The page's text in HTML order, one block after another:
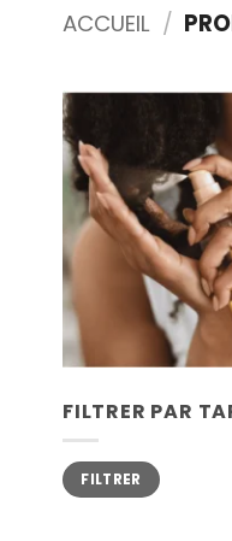
ACCUEIL /
FILTRER PAR
Prix
min
Prix
maxFILTRER